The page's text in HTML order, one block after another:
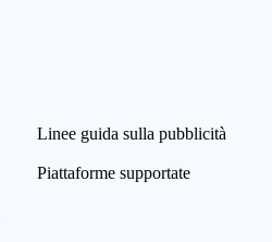
Linee guida sulla pubblicità
Piattaforme supportate